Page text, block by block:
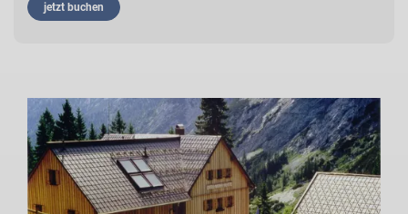
jetzt buchen